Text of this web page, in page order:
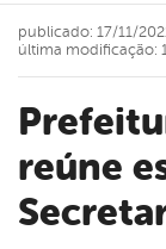
Prefeitura de Garanhuns
reúne
publicado: 17/11/
última modificação: